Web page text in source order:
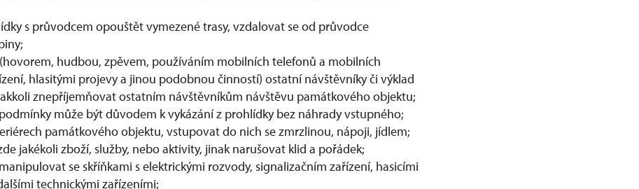
s průvodcem opouštět vymezené trasy, vzdalovat se od průvodce
hudbou, zpěvem, používáním mobilních telefonů a mobilních
hlasitými projevy a jinou podobnou činností) ostatní návštěvníky či výklad
znepříjemňovat ostatním návštěvníkům návštěvu památkového objektu;
může být důvodem k vykázání z prohlídky bez náhrady vstupného;
památkového objektu, vstupovat do nich se zmrzlinou, nápoji, jídlem;
jakékoli zboží, služby, nebo aktivity, jinak narušovat klid a pořádek;
se skříňkami s elektrickými rozvody, signalizačním zařízení, hasicími
technickými zařízeními;